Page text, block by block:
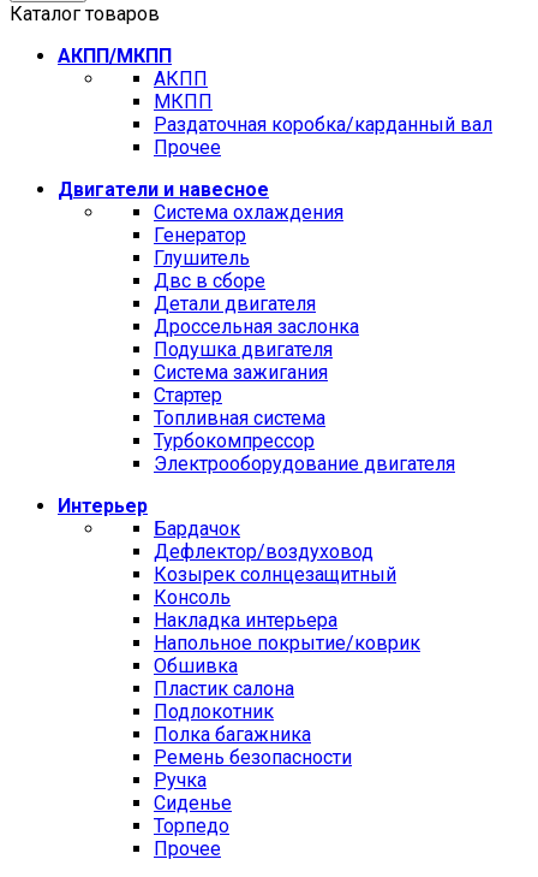
Каталог товаров
АКПП/МКПП
АКПП
МКПП
Раздаточная коробка/карданный вал
Прочее
Двигатели и навесное
Cистема охлаждения
Генератор
Глушитель
Двс в сборе
Детали двигателя
Дроссельная заслонка
Подушка двигателя
Система зажигания
Стартер
Топливная система
Турбокомпрессор
Электрооборудование двигателя
Интерьер
Бардачок
Дефлектор/воздуховод
Козырек солнцезащитный
Консоль
Накладка интерьера
Напольное покрытие/коврик
Обшивка
Пластик салона
Подлокотник
Полка багажника
Ремень безопасности
Ручка
Сиденье
Торпедо
Прочее